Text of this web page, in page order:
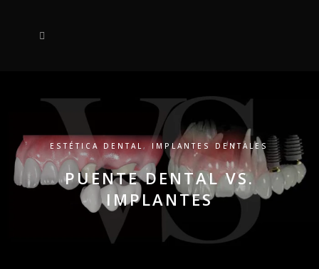
ESTÉTICA DENTAL, IMPLANTES DENTALES
PUENTE DENTAL VS.
IMPLANTES